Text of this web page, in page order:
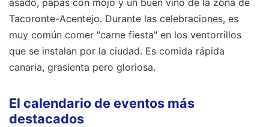
asado, papas con mojo y un buen vino de la zona de
Tacoronte-Acentejo. Durante las celebraciones, es
muy común comer "carne fiesta" en los ventorrillos
que se instalan por la ciudad. Es comida rápida
canaria, grasienta pero gloriosa.
El calendario de eventos más
destacados